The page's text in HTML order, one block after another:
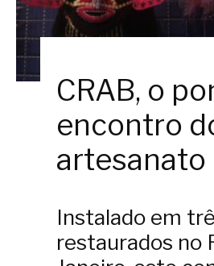
CRAB, o
encontro
artesanato
Instalado em
restaurados no